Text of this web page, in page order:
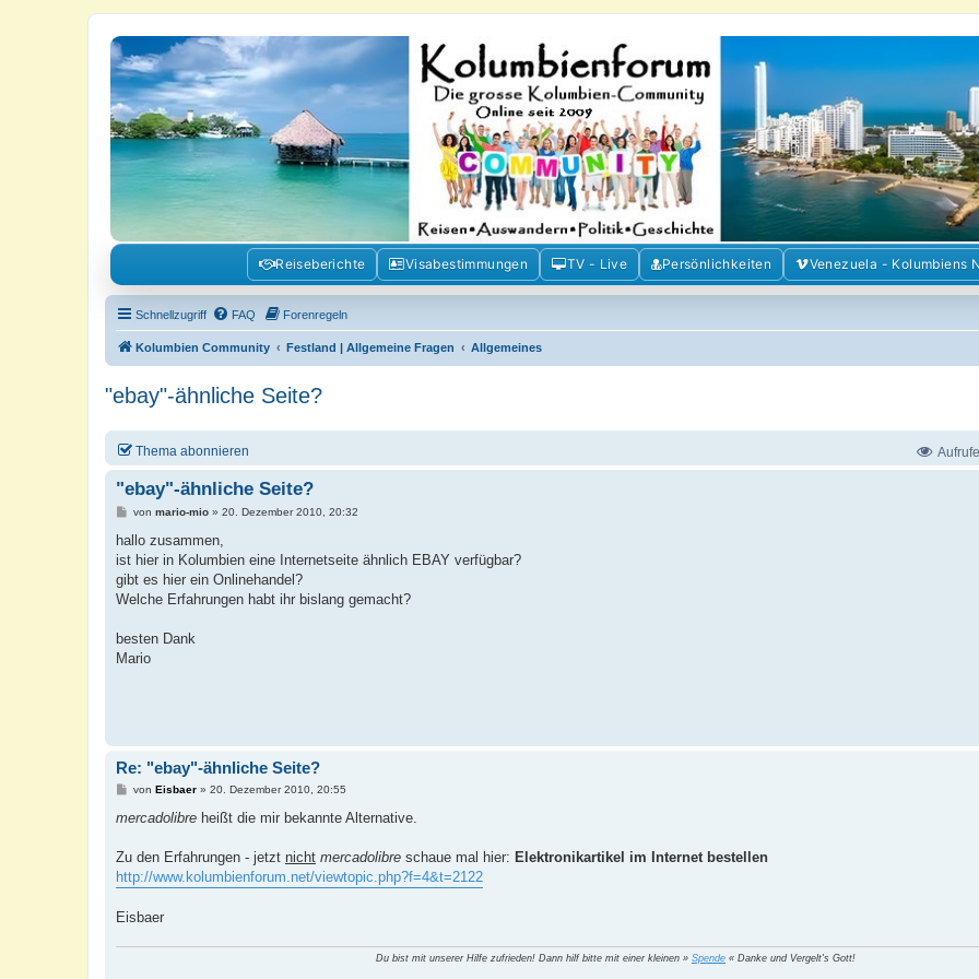
Kolumbienforum - Das grosse Forum der Freunde Kolumbiens
Reisen, Auswandern, Kultur, Politik, Geschichte und Visum in Kolumbien und Venezuela. Austausch, Erfahrungen und Gemeinschaft im Kolumbienforum
Reiseberichte Visabestimmungen TV - Live Persönlichkeiten Venezuela - Kolumbiens
Schnellzugriff FAQ Forenregeln
Kolumbien Community Festland | Allgemeine Fragen Allgemeines
"ebay"-ähnliche Seite?
Thema abonnieren
"ebay"-ähnliche Seite?
B
i
r
a
von mario-mio» 20. Dezember 2010, 20:32
hallo zusammen,
ist hier in Kolumbien eine Internetseite ähnlich EBAY verfügbar?
gibt es hier ein Onlinehandel?
Welche Erfahrungen habt ihr bislang gemacht?
besten Dank
Mario
Re: "ebay"-ähnliche Seite?
B
i
a
von Eisbaer» 20. Dezember 2010, 20:55
mercadolibre heißt die mir bekannte Alternative.
Zu den Erfahrungen - jetzt nicht mercadolibre schaue mal hier: Elektronikartikel im Internet bestellen
http://www.kolumbienforum.net/viewtopic.php?f=4&t=2122
Eisbaer
Du bist mit unserer Hilfe zufrieden! Dann hilf bitte mit einer kleinen » Spende « Danke und Vergelt's Gott!